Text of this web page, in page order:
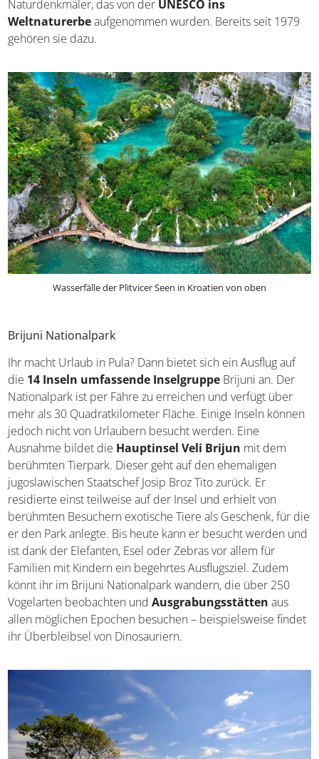
teilweise durch Pfade oder Wasserfälle auf natürliche
Weise voneinander getrennt. In der idyllischen Kulisse
fühlen sich Wölfe, Bären und Wildschweine pudelwohl.
Orchideenarten, darunter geschützte und seltene
Pflanzen. Die Plitvicer Seen markieren übrigens eines der
ersten Naturdenkmäler, das von derUNESCO ins
Weltnaturerbeaufgenommen wurden. Bereits seit 1979
gehören sie dazu.
Wasserfälle der Plitvicer Seen in Kroatien von oben
Brijuni Nationalpark
Ihr macht Urlaub in Pula? Dann bietet sich ein Ausflug auf
die14 Inseln umfassende InselgruppeBrijuni an. Der
Nationalpark ist per Fähre zu erreichen und verfügt über
mehr als 30 Quadratkilometer Fläche. Einige Inseln
können jedoch nicht von Urlaubern besucht werden. Eine
Ausnahme bildet dieHauptinsel Veli Brijunmit dem
berühmten Tierpark. Dieser geht auf den ehemaligen
jugoslawischen Staatschef Josip Broz Tito zurück. Er
residierte einst teilweise auf der Insel und erhielt von
berühmten Besuchern exotische Tiere als Geschenk, für
die er den Park anlegte. Bis heute kann er besucht
Zudem könnt ihr im Brijuni Nationalpark wandern, die
über 250 Vogelarten beobachten und
Ausgrabungsstättenaus allen möglichen Epochen
besuchen – beispielsweise findet ihr Überbleibsel von
Dinosauriern.